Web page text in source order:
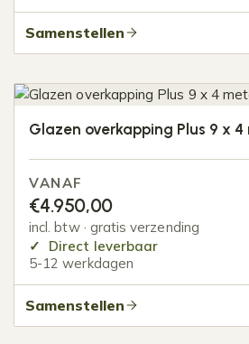
Samenstellen
Glazen overkapping Plus 9 x
VANAF
€4.950,00
incl. btw · gratis verzending
Direct leverbaar
5-12 werkdagen
Samenstellen